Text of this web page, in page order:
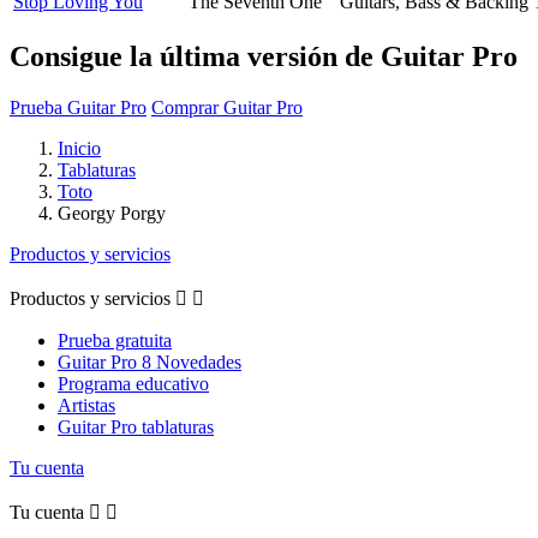
Consigue la última versión de Guitar Pro
Prueba Guitar Pro Comprar Guitar Pro
Inicio
Tablaturas
Toto
Georgy Porgy
Productos y servicios
Productos y servicios  
Prueba gratuita
Guitar Pro 8 Novedades
Programa educativo
Artistas
Guitar Pro tablaturas
Tu cuenta
Tu cuenta  